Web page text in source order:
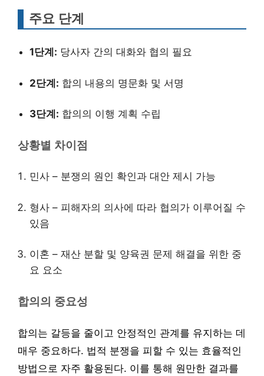
주요 단계
1단계: 당사자 간의 대화와 협의 필요
2단계: 합의 내용의 명문화 및 서명
3단계: 합의의 이행 계획 수립
상황별 차이점
민사 – 분쟁의 원인 확인과 대안 제시 가능
형사 – 피해자의 의사에 따라 협의가 이루어질 수
있음
이혼 – 재산 분할 및 양육권 문제 해결을 위한 중
요 요소
합의의 중요성
합의는 갈등을 줄이고 안정적인 관계를 유지하는 데
매우 중요하다. 법적 분쟁을 피할 수 있는 효율적인
방법으로 자주 활용된다. 이를 통해 원만한 결과를